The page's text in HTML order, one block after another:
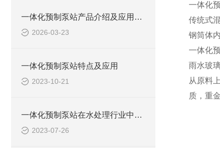
一体化预制泵站产品介绍及应用范围
2026-03-23
一体化预制泵站特点及应用
2023-10-21
一体化预制泵站在水处理行业中的应用
2023-07-26
一体化
传统式
钢筒体
一体化
雨水玻
从原料
质，重